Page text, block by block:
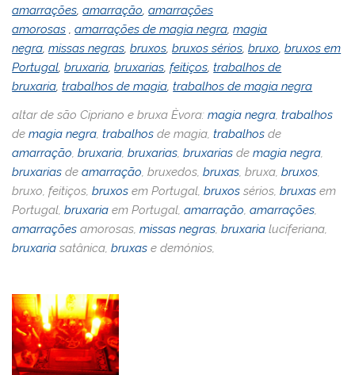
amarrações,amarração,amarrações
amorosas ,amarrações de magia negra,magia
negra,missas negras,bruxos,bruxos sérios,bruxo,bruxos em
Portugal,bruxaria,bruxarias,feitiços,trabalhos de
bruxaria,trabalhos de magia,trabalhos de magia negra
altar de são Cipriano e bruxa Èvora:magia negra,trabalhos
demagia negra,trabalhos de magia,trabalhos de
amarração,bruxaria,bruxarias,bruxarias demagia negra,
bruxarias deamarração, bruxedos,bruxas, bruxa,bruxos,
bruxo, feitiços,bruxos em Portugal,bruxos sérios,bruxas em
Portugal,bruxaria em Portugal,amarração,amarrações,
amarrações amorosas,missas negras,bruxaria luciferiana,
bruxaria satânica,bruxas e demónios,